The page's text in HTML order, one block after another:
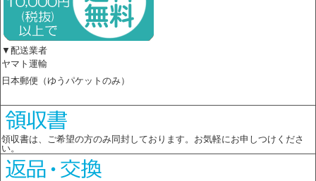
▼配送業者
ヤマト運輸
日本郵便（ゆうパケットのみ）
領収書は、ご希望の方のみ同封しております。お気軽にお申しつけくださ
い。